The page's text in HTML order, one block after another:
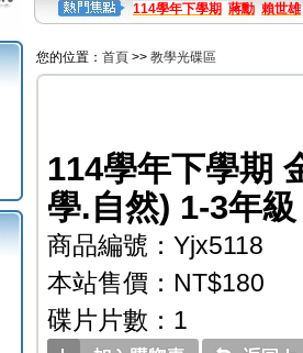
114學年下學期 蔣勳 賴世雄
您的位置： 首頁 >> 教學光碟區
114學年下學期
學.自然) 1-3年
商品編號：Yjx5118
本站售價：NT$180
碟片片數：1